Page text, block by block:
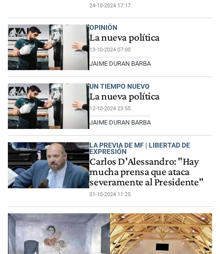
24-10-2024 17:17
OPINIÓN
La nueva política
13-10-2024 07:00
JAIME DURAN BARBA
UN TIEMPO NUEVO
La nueva política
12-10-2024 23:55
JAIME DURAN BARBA
LA PREVIA DE MF | LIBERTAD DE
EXPRESIÓN
Carlos D'Alessandro: "Hay
mucha prensa que ataca
severamente al Presidente"
01-10-2024 11:25